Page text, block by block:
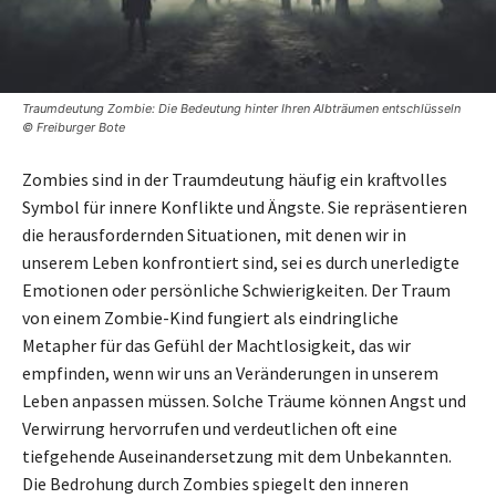
Traumdeutung Zombie: Die Bedeutung hinter Ihren Albträumen entschlüsseln
© Freiburger Bote
Zombies sind in der Traumdeutung häufig ein kraftvolles
Symbol für innere Konflikte und Ängste. Sie repräsentieren
die herausfordernden Situationen, mit denen wir in
unserem Leben konfrontiert sind, sei es durch unerledigte
Emotionen oder persönliche Schwierigkeiten. Der Traum
von einem Zombie-Kind fungiert als eindringliche
Metapher für das Gefühl der Machtlosigkeit, das wir
empfinden, wenn wir uns an Veränderungen in unserem
Leben anpassen müssen. Solche Träume können Angst und
Verwirrung hervorrufen und verdeutlichen oft eine
tiefgehende Auseinandersetzung mit dem Unbekannten.
Die Bedrohung durch Zombies spiegelt den inneren